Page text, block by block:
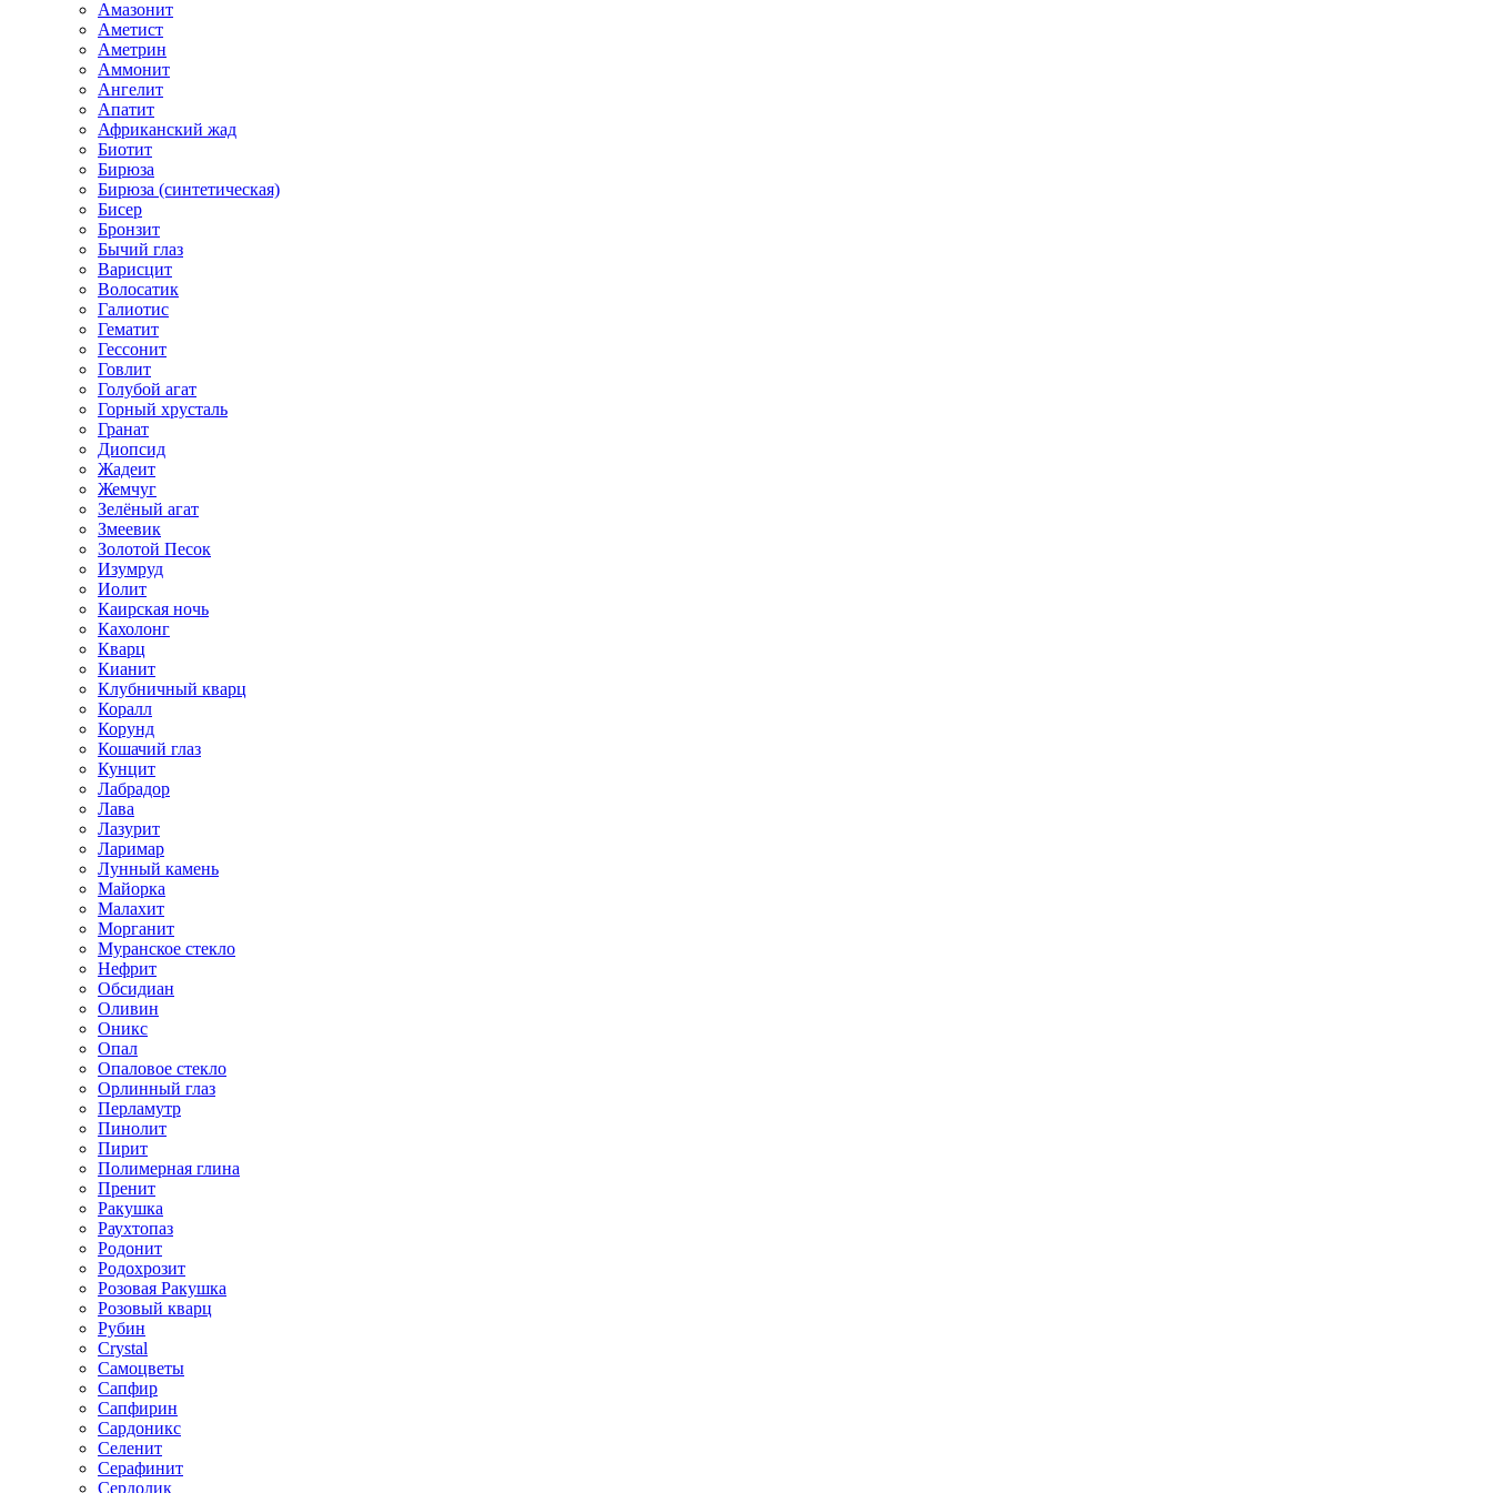
Амазонит
Аметист
Аметрин
Аммонит
Ангелит
Апатит
Африканский жад
Биотит
Бирюза
Бирюза (синтетическая)
Бисер
Бронзит
Бычий глаз
Варисцит
Волосатик
Галиотис
Гематит
Гессонит
Говлит
Голубой агат
Горный хрусталь
Гранат
Диопсид
Жадеит
Жемчуг
Зелёный агат
Змеевик
Золотой Песок
Изумруд
Иолит
Каирская ночь
Кахолонг
Кварц
Кианит
Клубничный кварц
Коралл
Корунд
Кошачий глаз
Кунцит
Лабрадор
Лава
Лазурит
Ларимар
Лунный камень
Майорка
Малахит
Морганит
Муранское стекло
Нефрит
Обсидиан
Оливин
Оникс
Опал
Опаловое стекло
Орлинный глаз
Перламутр
Пинолит
Пирит
Полимерная глина
Пренит
Ракушка
Раухтопаз
Родонит
Родохрозит
Розовая Ракушка
Розовый кварц
Рубин
Сrystal
Самоцветы
Сапфир
Сапфирин
Сардоникс
Селенит
Серафинит
Сердолик